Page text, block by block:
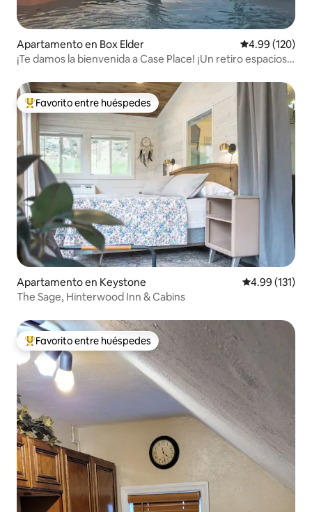
Apartamento en Box Elder Calificación
4.99 (120)
¡Te damos la bienvenida a Case Place! ¡Un retiro espacioso
Favorito entre huéspedes preferido
Favorito entre huéspedes
Apartamento en Keystone Calificación
4.99 (131)
The Sage, Hinterwood Inn & Cabins
Favorito entre huéspedes preferido
Favorito entre huéspedes